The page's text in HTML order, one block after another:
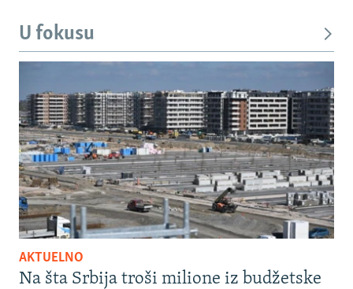
U fokusu
AKTUELNO
Na šta Srbija troši milione iz budžetske